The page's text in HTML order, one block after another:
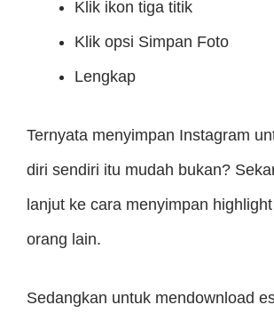
Klik ikon tiga titik
Klik opsi Simpan Foto
Lengkap
Ternyata menyimpan Instagram
diri sendiri itu mudah bukan?
lanjut ke cara menyimpan
orang lain.
Sedangkan untuk mendownload